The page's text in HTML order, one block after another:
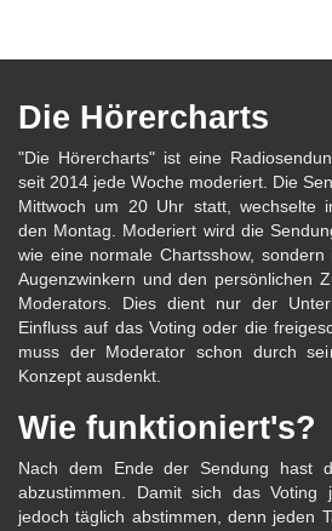
Die Hörercharts
"Die Hörercharts" ist eine
seit 2014 jede Woche moderiert. Die
Mittwoch um 20 Uhr statt, wechselte
den Montag. Moderiert wird die
wie eine normale Chartsshow,
Augenzwinkern und den persönlichen
Moderators. Dies dient nur der
Einfluss auf das Voting oder die
muss der Moderator schon durch
Konzept ausdenkt.
Wie funktioniert's?
Nach dem Ende der Sendung hast
abzustimmen. Damit sich das Voting
jedoch täglich abstimmen, denn jeden